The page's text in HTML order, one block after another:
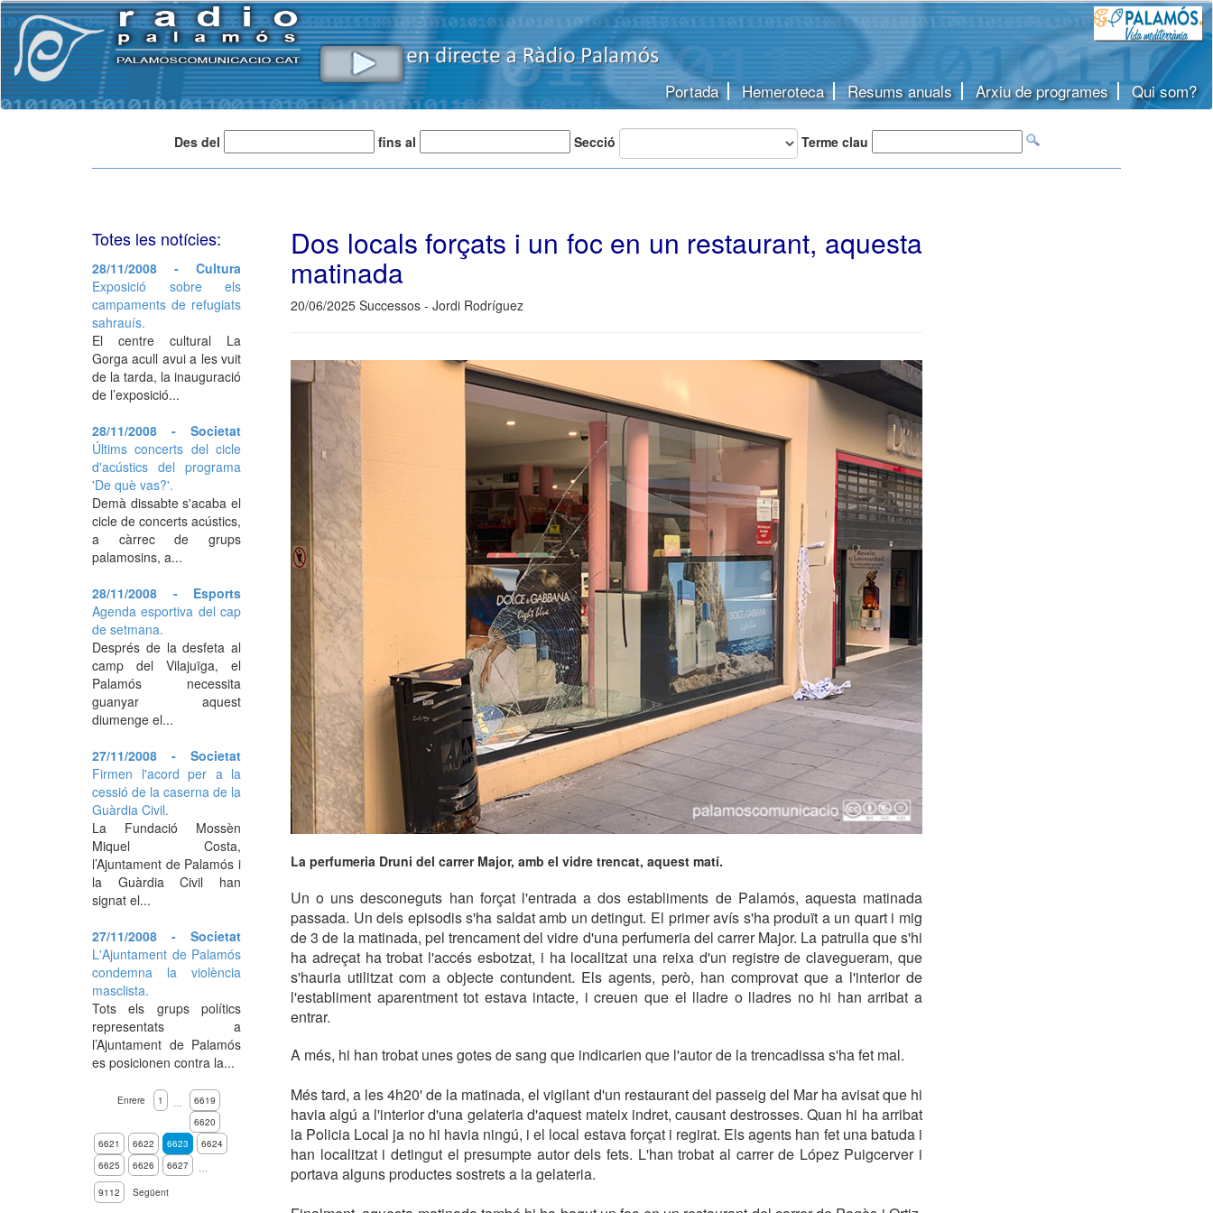
Portada Hemeroteca Resums anuals Arxiu de programes Qui som?
Des del fins al Secció Terme clau
Dos locals forçats i un foc en un restaurant, aquesta
matinada
20/06/2025 Successos - Jordi Rodríguez
La perfumeria Druni del carrer Major, amb el vidre trencat, aquest matí.
Un o uns desconeguts han forçat l'entrada a dos establiments de Palamós, aquesta matinada
passada. Un dels episodis s'ha saldat amb un detingut. El primer avís s'ha produït a un quart i mig
de 3 de la matinada, pel trencament del vidre d'una perfumeria del carrer Major. La patrulla que s'hi
ha adreçat ha trobat l'accés esbotzat, i ha localitzat una reixa d'un registre de clavegueram, que
s'hauria utilitzat com a objecte contundent. Els agents, però, han comprovat que a l'interior de
l'establiment aparentment tot estava intacte, i creuen que el lladre o lladres no hi han arribat a
entrar.
A més, hi han trobat unes gotes de sang que indicarien que l'autor de la trencadissa s'ha fet mal.
Més tard, a les 4h20' de la matinada, el vigilant d'un restaurant del passeig del Mar ha avisat que hi
havia algú a l'interior d'una gelateria d'aquest mateix indret, causant destrosses. Quan hi ha arribat
la Policia Local ja no hi havia ningú, i el local estava forçat i regirat. Els agents han fet una batuda i
han localitzat i detingut el presumpte autor dels fets. L'han trobat al carrer de López Puigcerver i
portava alguns productes sostrets a la gelateria.
Totes les notícies:
28/11/2008 - Cultura
Exposició sobre els
campaments de refugiats
sahrauís.
El centre cultural La
Gorga acull avui a les vuit
de la tarda, la inauguració
de l’exposició...
28/11/2008 - Societat
Últims concerts del cicle
d'acústics del programa
'De què vas?'.
Demà dissabte s'acaba el
cicle de concerts acústics,
a càrrec de grups
palamosins, a...
28/11/2008 - Esports
Agenda esportiva del cap
de setmana.
Després de la desfeta al
camp del Vilajuïga, el
Palamós necessita
guanyar aquest
diumenge el...
27/11/2008 - Societat
Firmen l'acord per a la
cessió de la caserna de la
Guàrdia Civil.
La Fundació Mossèn
Miquel Costa,
l’Ajuntament de Palamós i
la Guàrdia Civil han
signat el...
27/11/2008 - Societat
L'Ajuntament de Palamós
condemna la violència
masclista.
Tots els grups polítics
representats a
l’Ajuntament de Palamós
es posicionen contra la...
Enrere 1 …
6619
6620
6621
6622 6623
6624
6625
6626 6627
…
9112
Següent